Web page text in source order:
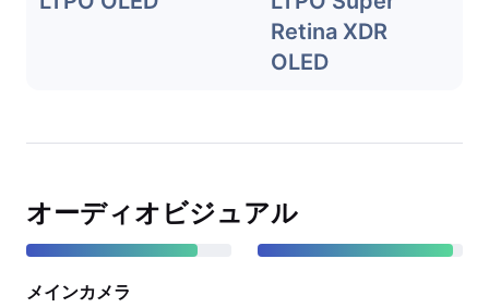
Retina XDR
OLED
オーディオビジュアル
メインカメラ